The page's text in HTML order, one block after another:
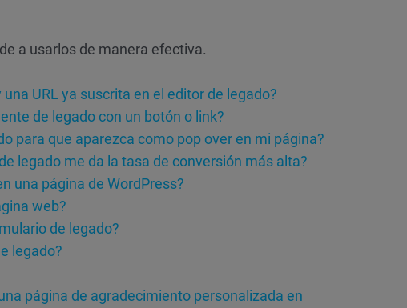
a usarlos de manera efectiva.
URL ya suscrita en el editor de legado?
de legado con un botón o link?
para que aparezca como pop over en mi página?
legado me da la tasa de conversión más alta?
una página de WordPress?
web?
de legado?
legado?
página de agradecimiento personalizada en